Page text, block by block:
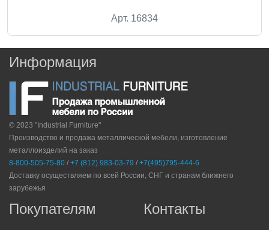
Арт. 16834
Информация
© 2023 "Industrial Furniture"
Производство и продажа металлической мебели, изготовление
металлоизделий на заказ
8-800-505-75-80 / +7 (812) 983-03-79 / +7(495)795-444-6
Доставку осуществляем по всей России, СНГ и странам ближнего
зарубежья
Покупателям Контакты